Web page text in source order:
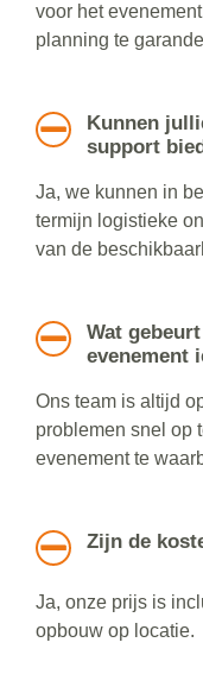
voor het
planning te
Kunnen
support
Ja, we kunnen in
termijn logistieke
van de
Wat
evenement
Ons team is altijd
problemen snel op
evenement te
Zijn de
Ja, onze prijs is
opbouw op locatie.